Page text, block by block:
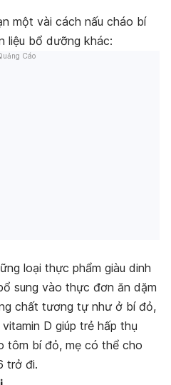
một vài cách nấu cháo bí
liệu bổ dưỡng khác:
Cáo
loại thực phẩm giàu dinh
sung vào thực đơn ăn dặm
chất tương tự như ở bí đỏ,
D giúp trẻ hấp thụ
tôm bí đỏ, mẹ có thể cho
trở đi.